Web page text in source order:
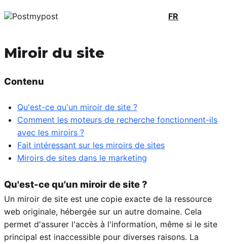
FR
Miroir du site
Contenu
Qu'est-ce qu'un miroir de site ?
Comment les moteurs de recherche fonctionnent-ils
avec les miroirs ?
Fait intéressant sur les miroirs de sites
Miroirs de sites dans le marketing
Qu'est-ce qu'un miroir de site ?
Un miroir de site est une copie exacte de la ressource
web originale, hébergée sur un autre domaine. Cela
permet d'assurer l'accès à l'information, même si le site
principal est inaccessible pour diverses raisons. La